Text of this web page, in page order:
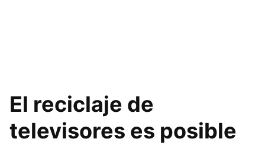
El reciclaje de
televisores es posible